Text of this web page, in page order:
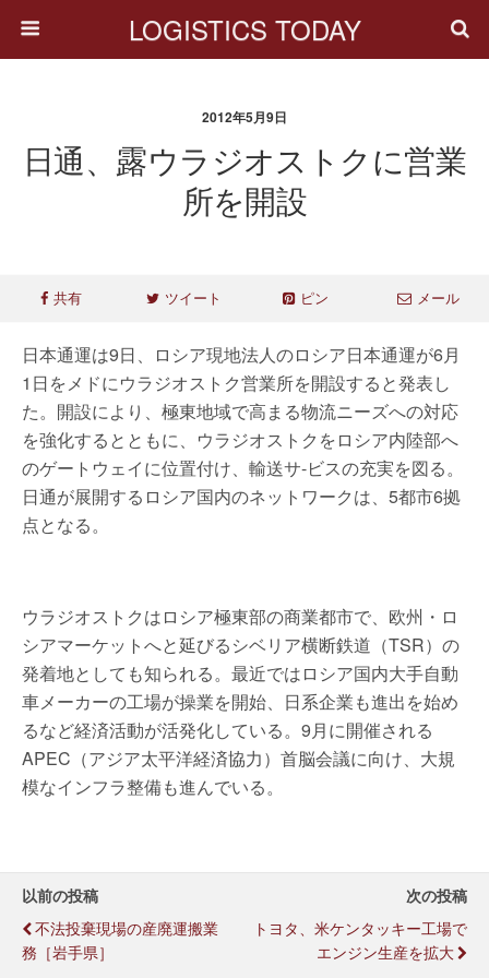
LOGISTICS TODAY
2012年5月9日
日通、露ウラジオストクに営業
所を開設
共有 ツイート ピン メール
日本通運は9日、ロシア現地法人のロシア日本通運が6月
1日をメドにウラジオストク営業所を開設すると発表し
た。開設により、極東地域で高まる物流ニーズへの対応
を強化するとともに、ウラジオストクをロシア内陸部へ
のゲートウェイに位置付け、輸送サ-ビスの充実を図る。
日通が展開するロシア国内のネットワークは、5都市6拠
点となる。
ウラジオストクはロシア極東部の商業都市で、欧州・ロ
シアマーケットへと延びるシベリア横断鉄道（TSR）の
発着地としても知られる。最近ではロシア国内大手自動
車メーカーの工場が操業を開始、日系企業も進出を始め
るなど経済活動が活発化している。9月に開催される
APEC（アジア太平洋経済協力）首脳会議に向け、大規
模なインフラ整備も進んでいる。
以前の投稿
不法投棄現場の産廃運搬業
務［岩手県］
次の投稿
トヨタ、米ケンタッキー工場で
エンジン生産を拡大